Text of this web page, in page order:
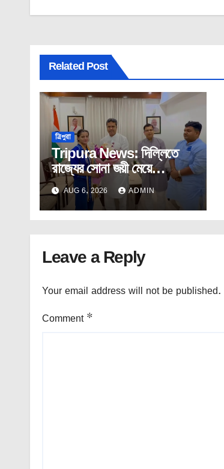
Related Post
ত্রিপুরা
Tripura News: দিল্লিতে
রাজ্যের সোনা জয়ী মেয়ে
অস্মিতাকে সংবর্ধনা মুখ্যমন্ত্রীর।
AUG 6, 2026 ADMIN
Leave a Reply
Your email address will not be published.
Comment *